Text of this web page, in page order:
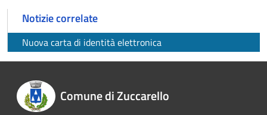
Notizie correlate
Nuova carta di identità elettronica
Comune di Zuccarello